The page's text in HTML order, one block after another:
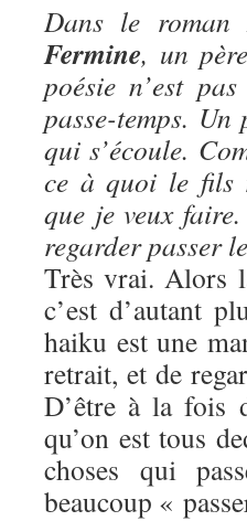
Dans le
Fermine, un
poésie n’est
passe-temps. Un
qui s’écoule.
ce à quoi le fils
que je veux
regarder passer
Très vrai. Alors
c’est d’autant
haiku est une
retrait, et de
D’être à la fois
qu’on est tous
choses qui
beaucoup «